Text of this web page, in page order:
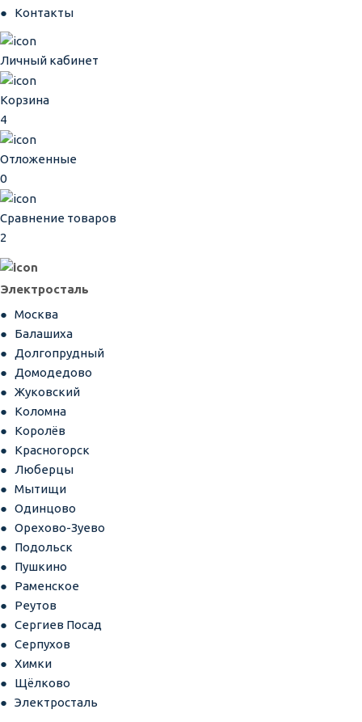
Контакты
Личный кабинет
Корзина
4
Отложенные
0
Сравнение товаров
2
Электросталь
Москва
Балашиха
Долгопрудный
Домодедово
Жуковский
Коломна
Королёв
Красногорск
Люберцы
Мытищи
Одинцово
Орехово-Зуево
Подольск
Пушкино
Раменское
Реутов
Сергиев Посад
Серпухов
Химки
Щёлково
Электросталь